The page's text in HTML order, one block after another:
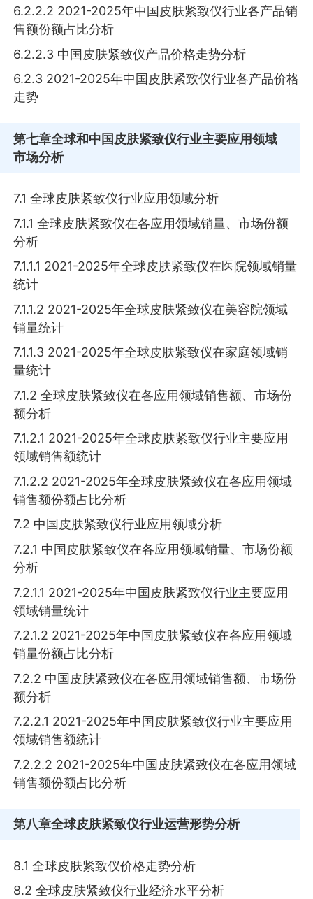
6.2.2.2 2021-2025年中国皮肤紧致仪行业各产品销
售额份额占比分析
6.2.2.3 中国皮肤紧致仪产品价格走势分析
6.2.3 2021-2025年中国皮肤紧致仪行业各产品价格
走势
第七章全球和中国皮肤紧致仪行业主要应用领域
市场分析
7.1 全球皮肤紧致仪行业应用领域分析
7.1.1 全球皮肤紧致仪在各应用领域销量、市场份额
分析
7.1.1.1 2021-2025年全球皮肤紧致仪在医院领域销量
统计
7.1.1.2 2021-2025年全球皮肤紧致仪在美容院领域
销量统计
7.1.1.3 2021-2025年全球皮肤紧致仪在家庭领域销
量统计
7.1.2 全球皮肤紧致仪在各应用领域销售额、市场份
额分析
7.1.2.1 2021-2025年全球皮肤紧致仪行业主要应用
领域销售额统计
7.1.2.2 2021-2025年全球皮肤紧致仪在各应用领域
销售额份额占比分析
7.2 中国皮肤紧致仪行业应用领域分析
7.2.1 中国皮肤紧致仪在各应用领域销量、市场份额
分析
7.2.1.1 2021-2025年中国皮肤紧致仪行业主要应用
领域销量统计
7.2.1.2 2021-2025年中国皮肤紧致仪在各应用领域
销量份额占比分析
7.2.2 中国皮肤紧致仪在各应用领域销售额、市场份
额分析
7.2.2.1 2021-2025年中国皮肤紧致仪行业主要应用
领域销售额统计
7.2.2.2 2021-2025年中国皮肤紧致仪在各应用领域
销售额份额占比分析
第八章全球皮肤紧致仪行业运营形势分析
8.1 全球皮肤紧致仪价格走势分析
8.2 全球皮肤紧致仪行业经济水平分析